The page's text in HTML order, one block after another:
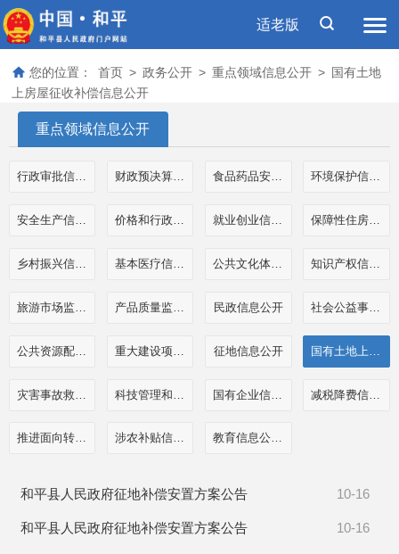
适老版
您的位置： 首页 > 政务公开 > 重点领域信息公开 > 国有土地
上房屋征收补偿信息公开
重点领域信息公开
行政审批信息公开 财政预决算和三公经费公开 食品药品安全信息公开 环境保护信息公开
安全生产信息公开 价格和行政事业性收费信息公开 就业创业信息公开 保障性住房信息公开
乡村振兴信息公开 基本医疗信息公开 公共文化体育信息公开 知识产权信息公开
民政信息公开
征地信息公开
推进面向转移落户人员的服务公开 涉农补贴信息公开 教育信息公开栏目
10-16
和平县人民政府征地补偿安置方案公告
10-16
和平县人民政府征地补偿安置方案公告